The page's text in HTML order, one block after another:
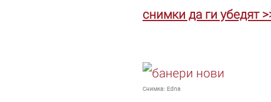
снимки да ги убедят
Снимка: Edna